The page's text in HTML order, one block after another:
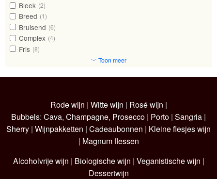
Bleek (2)
Breed (1)
Bruisend (6)
Complex (4)
Fris (8)
﹀ Toon meer
Rode wijn | Witte wijn | Rosé wijn |
Bubbels: Cava, Champagne, Prosecco | Porto | Sangria |
Sherry | Wijnpakketten | Cadeaubonnen | Kleine flesjes wijn
| Magnum flessen
Alcoholvrije wijn | Biologische wijn | Veganistische wijn |
Dessertwijn